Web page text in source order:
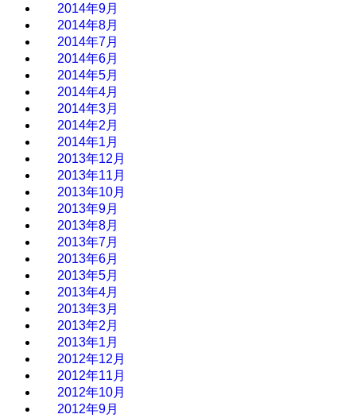
2014年9月
2014年8月
2014年7月
2014年6月
2014年5月
2014年4月
2014年3月
2014年2月
2014年1月
2013年12月
2013年11月
2013年10月
2013年9月
2013年8月
2013年7月
2013年6月
2013年5月
2013年4月
2013年3月
2013年2月
2013年1月
2012年12月
2012年11月
2012年10月
2012年9月